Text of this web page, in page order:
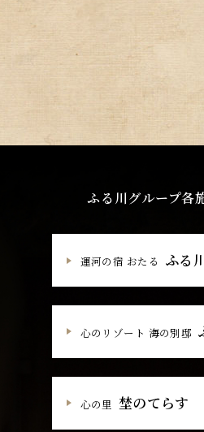
ふる川グループ各
運河の宿 おたる ふる
心のリゾート 海の別邸
心の里 埜のてらす